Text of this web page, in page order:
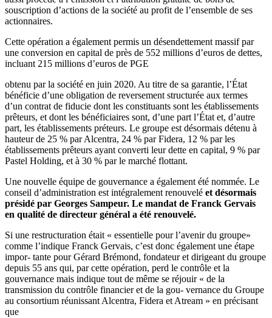
souscription d’actions de la société au profit de l’ensemble de ses
actionnaires.
Cette opération a également permis un désendettement massif par
une conversion en capital de près de 552 millions d’euros de dettes,
incluant 215 millions d’euros de PGE
obtenu par la société en juin 2020. Au titre de sa garantie, l’État
bénéficie d’une obligation de reversement structurée aux termes
d’un contrat de fiducie dont les constituants sont les établissements
prêteurs, et dont les bénéficiaires sont, d’une part l’État et, d’autre
part, les établissements préteurs. Le groupe est désormais détenu à
hauteur de 25 % par Alcentra, 24 % par Fidera, 12 % par les
établissements prêteurs ayant converti leur dette en capital, 9 % par
Pastel Holding, et à 30 % par le marché flottant.
Une nouvelle équipe de gouvernance a également été nommée. Le
conseil d’administration est intégralement renouvelé et désormais
présidé par Georges Sampeur. Le mandat de Franck Gervais
en qualité de directeur général a été renouvelé.
Si une restructuration était « essentielle pour l’avenir du groupe»
comme l’indique Franck Gervais, c’est donc également une étape
impor- tante pour Gérard Brémond, fondateur et dirigeant du groupe
depuis 55 ans qui, par cette opération, perd le contrôle et la
gouvernance mais indique tout de même se réjouir « de la
transmission du contrôle financier et de la gou- vernance du Groupe
au consortium réunissant Alcentra, Fidera et Atream » en précisant
que